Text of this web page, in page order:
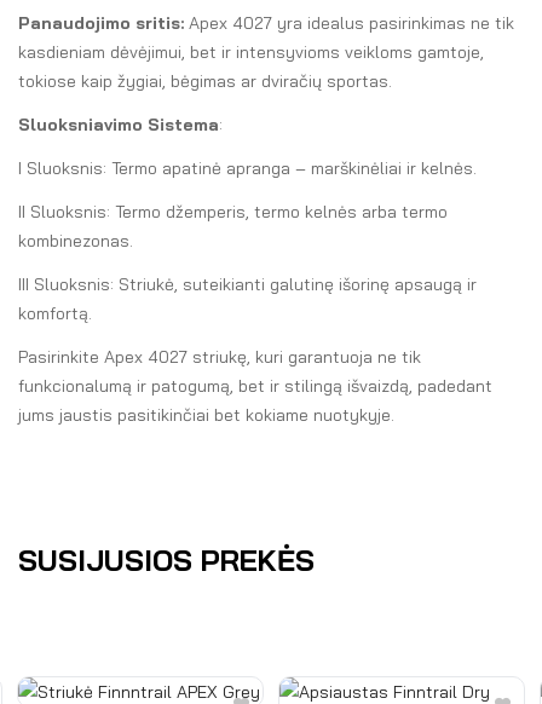
Panaudojimo sritis: Apex 4027 yra idealus pasirinkimas ne tik
kasdieniam dėvėjimui, bet ir intensyvioms veikloms gamtoje,
tokiose kaip žygiai, bėgimas ar dviračių sportas.
Sluoksniavimo Sistema:
I Sluoksnis: Termo apatinė apranga – marškinėliai ir kelnės.
II Sluoksnis: Termo džemperis, termo kelnės arba termo
kombinezonas.
III Sluoksnis: Striukė, suteikianti galutinę išorinę apsaugą ir
komfortą.
Pasirinkite Apex 4027 striukę, kuri garantuoja ne tik
funkcionalumą ir patogumą, bet ir stilingą išvaizdą, padedant
jums jaustis pasitikinčiai bet kokiame nuotykyje.
SUSIJUSIOS PREKĖS